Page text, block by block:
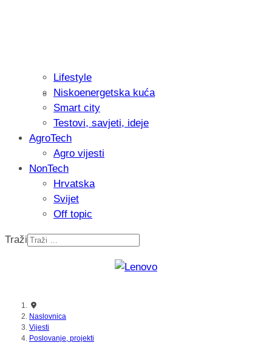
Isprobali smo: Thermostar
Recenzija: Einhell Professional CP-
Lifestyle
Niskoenergetska kuća
Smart city
Testovi, savjeti, ideje
AgroTech
Agro vijesti
NonTech
Hrvatska
Svijet
Off topic
Traži
Naslovnica
Vijesti
Poslovanje, projekti